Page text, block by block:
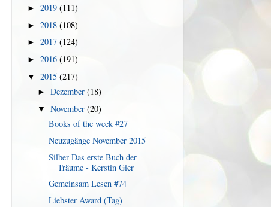
► 2019 (111)
► 2018 (108)
► 2017 (124)
► 2016 (191)
▼ 2015 (217)
►Dezember(18)
▼November(20)
Books of the week #27
Neuzugänge November 2015
Silber Das erste Buch der
Träume - Kerstin Gier
Gemeinsam Lesen #74
Liebster Award (Tag)